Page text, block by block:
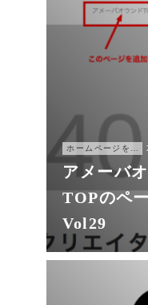
アメーバ
TOPのペ
Vol29